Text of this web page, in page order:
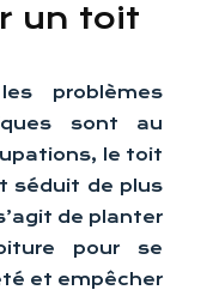
un toit
problèmes
sont au
le toit
séduit de plus
de planter
pour se
et empêcher